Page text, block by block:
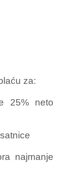
za:
25% neto
najmanje